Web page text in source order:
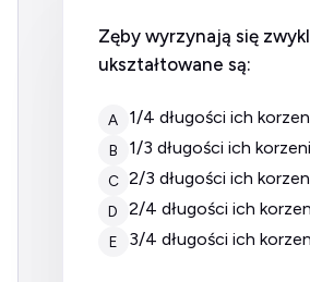
Zęby wyrzynają się
ukształtowane są:
A 1/4 długości ich
B 1/3 długości ich
C 2/3 długości ich
D 2/4 długości ich
E 3/4 długości ich